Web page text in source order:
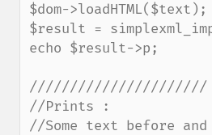
$dom->loadHTML($text);
$result =
echo $result->p;
//////////////////////
//Prints :
//Some text before